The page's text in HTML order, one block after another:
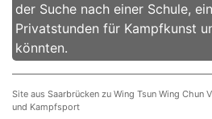
der Suche nach einer Schule,
Privatstunden für Kampfkunst
könnten.
Site aus Saarbrücken zu Wing Tsun Wing Chun
und Kampfsport